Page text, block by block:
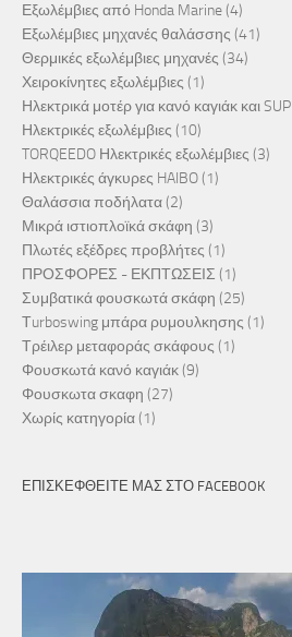
Εξωλέμβιες από Honda Marine(4)
Εξωλέμβιες μηχανές θαλάσσης (41)
Θερμικές εξωλέμβιες μηχανές (34)
Χειροκίνητες εξωλέμβιες (1)
Ηλεκτρικά μοτέρ για κανό καγιάκ και SUP
Ηλεκτρικές εξωλέμβιες (10)
TORQEEDO Ηλεκτρικές εξωλέμβιες (3)
Ηλεκτρικές άγκυρες HAIBO(1)
Θαλάσσια ποδήλατα(2)
Μικρά ιστιοπλοϊκά σκάφη (3)
Πλωτές εξέδρες προβλήτες (1)
ΠΡΟΣΦΟΡΕΣ - ΕΚΠΤΩΣΕΙΣ (1)
Συμβατικά φουσκωτά σκάφη (25)
Τurboswing μπάρα ρυμουλκησης (1)
Τρέιλερ μεταφοράς σκάφους (1)
Φουσκωτά κανό καγιάκ(9)
Φουσκωτα σκαφη (27)
Χωρίς κατηγορία(1)
ΕΠΙΣΚΕΦΘΕΊΤΕ ΜΑΣ ΣΤΟ FACEBOOK